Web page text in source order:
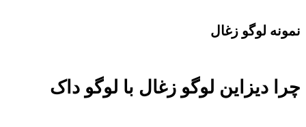
نمونه لوگو زغال
چرا دیزاین لوگو زغال با لوگو داک